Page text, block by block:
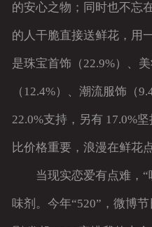
的安心之物；同时也不忘
的人干脆直接送鲜花，用
是珠宝首饰（22.9%）、
（12.4%）、潮流服饰（
22.0%支持，另有 17.0%
比价格重要，浪漫在鲜花
当现实恋爱有点难，“
味剂。今年“520”，微博